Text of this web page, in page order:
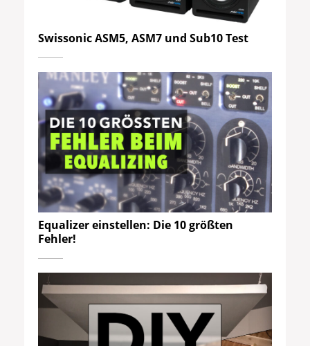
Swissonic ASM5, ASM7 und Sub10 Test
Equalizer einstellen: Die 10 größten
Fehler!